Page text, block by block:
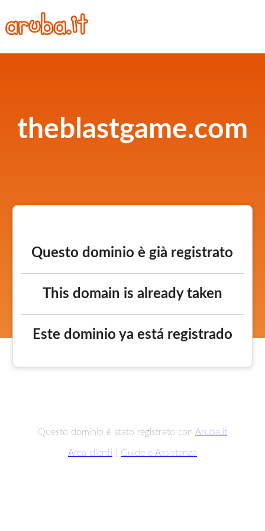
theblastgame.com
Questo dominio è già registrato
This domain is already taken
Este dominio ya está registrado
Questo dominio è stato registrato con Aruba.it
Area clienti Guide e Assistenza